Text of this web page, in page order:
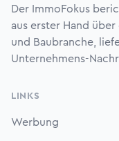
Der ImmoFokus
aus erster Hand
und Baubranche,
Unternehmens-
LINKS
Werbung